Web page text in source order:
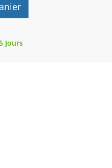
Jours